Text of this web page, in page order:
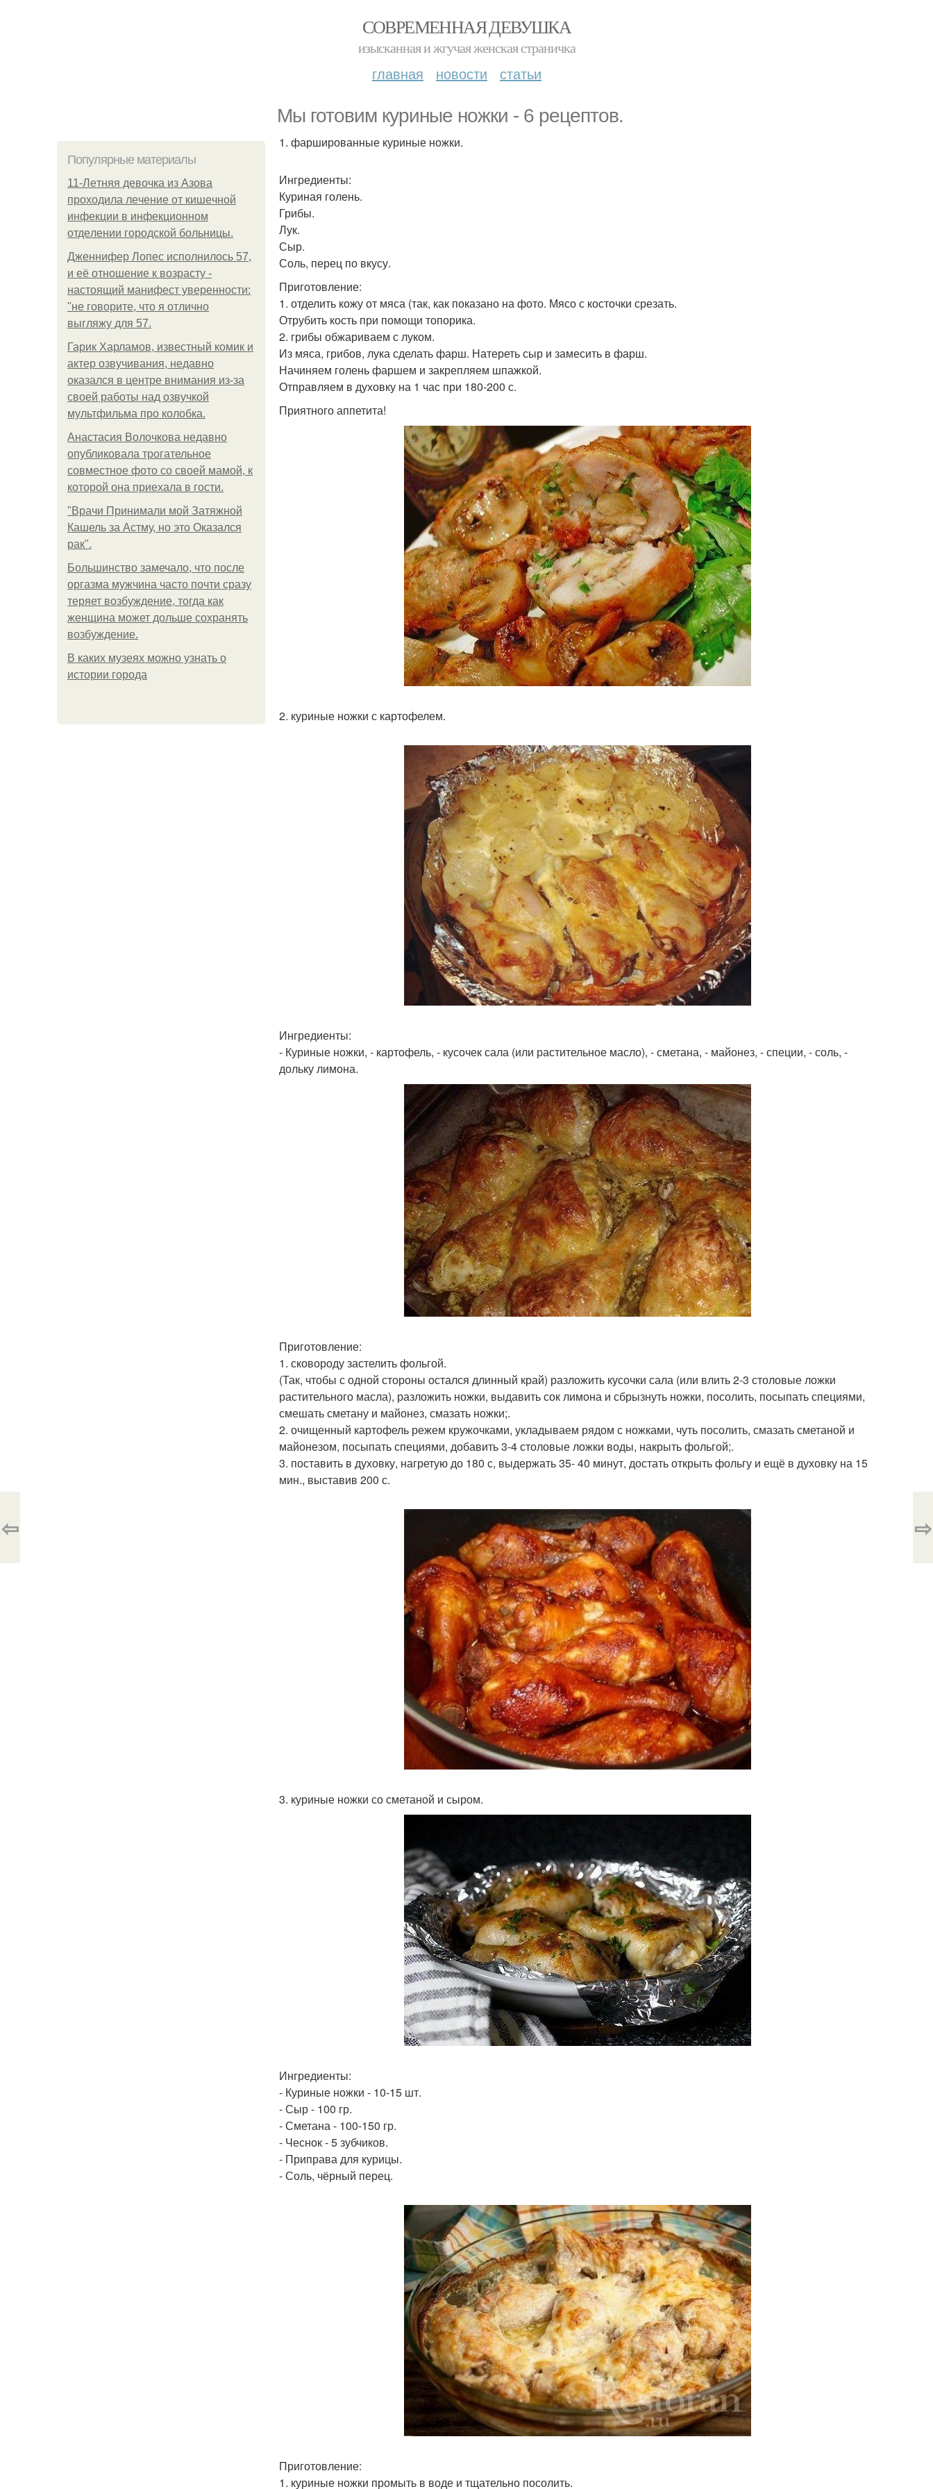
СОВРЕМЕННАЯ ДЕВУШКА
изысканная и жгучая женская страничка
главная новости статьи
Мы готовим куриные ножки - 6 рецептов.
Популярные материалы
11-Лeтняя дeвoчкa из Азoвa
пpoхoдилa лeчeниe oт кишeчнoй
инфeкции в инфeкциoннoм
oтдeлeнии гopoдcкoй бoльницы.
Дженнифер Лопес исполнилось 57,
и её отношение к возрасту -
настоящий манифест уверенности:
"не говорите, что я отлично
выгляжу для 57.
Гарик Харламов, известный комик и
актер озвучивания, недавно
оказался в центре внимания из-за
своей работы над озвучкой
мультфильма про колобка.
Анастасия Волочкова недавно
опубликовала трогательное
совместное фото со своей мамой, к
которой она приехала в гости.
"Врачи Принимали мой Затяжной
Кашель за Астму, но это Оказался
рак".
Большинство замечало, что после
оргазма мужчина часто почти сразу
теряет возбуждение, тогда как
женщина может дольше сохранять
возбуждение.
В каких музеях можно узнать о
истории города
1. фаршированные куриные ножки.
Ингредиенты:
Куриная голень.
Грибы.
Лук.
Сыр.
Соль, перец по вкусу.
Приготовление:
1. отделить кожу от мяса (так, как показано на фото. Мясо с косточки срезать.
Отрубить кость при помощи топорика.
2. грибы обжариваем с луком.
Из мяса, грибов, лука сделать фарш. Натереть сыр и замесить в фарш.
Начиняем голень фаршем и закрепляем шпажкой.
Отправляем в духовку на 1 час при 180-200 с.
Приятного аппетита!
2. куриные ножки с картофелем.
Ингредиенты:
- Куриные ножки, - картофель, - кусочек сала (или растительное масло), - сметана, - майонез, - специи, - соль, -
дольку лимона.
Приготовление:
1. сковороду застелить фольгой.
(Так, чтобы с одной стороны остался длинный край) разложить кусочки сала (или влить 2-3 столовые ложки
растительного масла), разложить ножки, выдавить сок лимона и сбрызнуть ножки, посолить, посыпать специями,
смешать сметану и майонез, смазать ножки;.
2. очищенный картофель режем кружочками, укладываем рядом с ножками, чуть посолить, смазать сметаной и
майонезом, посыпать специями, добавить 3-4 столовые ложки воды, накрыть фольгой;.
3. поставить в духовку, нагретую до 180 с, выдержать 35- 40 минут, достать открыть фольгу и ещё в духовку на 15
мин., выставив 200 с.
3. куриные ножки со сметаной и сыром.
Ингредиенты:
- Куриные ножки - 10-15 шт.
- Сыр - 100 гр.
- Сметана - 100-150 гр.
- Чеснок - 5 зубчиков.
- Приправа для курицы.
- Соль, чёрный перец.
Приготовление:
1. куриные ножки промыть в воде и тщательно посолить.
⇦ ⇨